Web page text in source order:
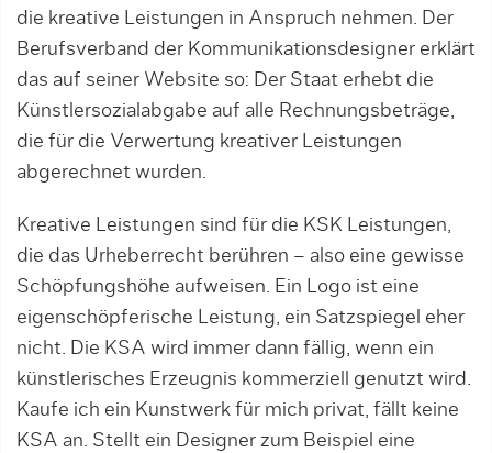
die kreative Leistungen in Anspruch nehmen. Der
Berufsverband der Kommunikationsdesigner erklärt
das auf seiner Website so: Der Staat erhebt die
Künstlersozialabgabe auf alle Rechnungsbeträge,
die für die Verwertung kreativer Leistungen
abgerechnet wurden.
Kreative Leistungen sind für die KSK Leistungen,
die das Urheberrecht berühren – also eine gewisse
Schöpfungshöhe aufweisen. Ein Logo ist eine
eigenschöpferische Leistung, ein Satzspiegel eher
nicht. Die KSA wird immer dann fällig, wenn ein
künstlerisches Erzeugnis kommerziell genutzt wird.
Kaufe ich ein Kunstwerk für mich privat, fällt keine
KSA an. Stellt ein Designer zum Beispiel eine